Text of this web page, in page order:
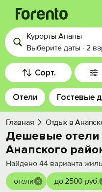
Войти
Избранное
История
Добавить свой
Курорты Анапы
Выберите даты · 2
Сорт.
Отели Гостевые
Главная Отдых в
Дешевые отели
Анапского
Найдено 44 варианта
отели
до 2500 руб.